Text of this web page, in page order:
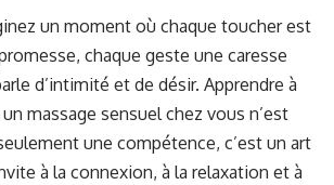
un moment où chaque toucher est
chaque geste une caresse
d’intimité et de désir. Apprendre à
massage sensuel chez vous n’est
une compétence, c’est un art
à la connexion, à la relaxation et à